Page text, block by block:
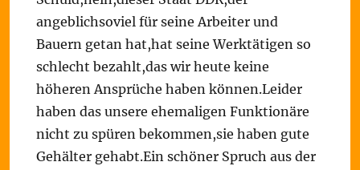
angeblichsoviel für seine Arbeiter und
Bauern getan hat,hat seine Werktätigen so
schlecht bezahlt,das wir heute keine
höheren Ansprüche haben können.Leider
haben das unsere ehemaligen Funktionäre
nicht zu spüren bekommen,sie haben gute
Gehälter gehabt.Ein schöner Spruch aus der